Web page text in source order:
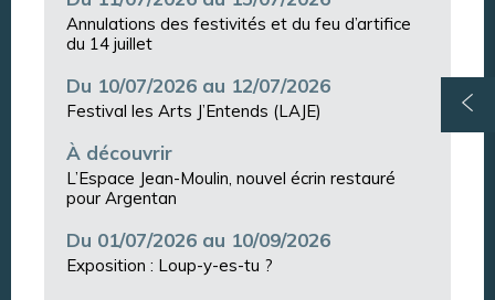
Annulations des festivités et du feu d’artifice
du 14 juillet
Du 10/07/2026 au 12/07/2026
Festival les Arts J’Entends (LAJE)
À découvrir
L’Espace Jean-Moulin, nouvel écrin restauré
pour Argentan
Du 01/07/2026 au 10/09/2026
Exposition : Loup-y-es-tu ?